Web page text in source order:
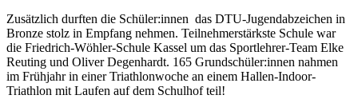
Zusätzlich durften die Schüler:innen das DTU-Jugendabzeichen in
Bronze stolz in Empfang nehmen. Teilnehmerstärkste Schule war
die Friedrich-Wöhler-Schule Kassel um das Sportlehrer-Team Elke
Reuting und Oliver Degenhardt. 165 Grundschüler:innen nahmen
im Frühjahr in einer Triathlonwoche an einem Hallen-Indoor-
Triathlon mit Laufen auf dem Schulhof teil!